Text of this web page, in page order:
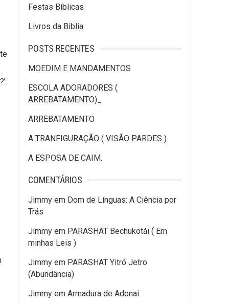
Festas Bíblicas
Livros da Biblia
POSTS RECENTES
MOEDIM E MANDAMENTOS
ESCOLA ADORADORES (
ARREBATAMENTO)_
ARREBATAMENTO
A TRANFIGURAÇÃO ( VISÃO PARDES )
A ESPOSA DE CAIM.
COMENTÁRIOS
Jimmy em Dom de Línguas: A Ciência por
Trás
Jimmy em PARASHAT Bechukotái ( Em
minhas Leis )
Jimmy em PARASHAT Yitró Jetro
(Abundância)
Jimmy em Armadura de Adonai